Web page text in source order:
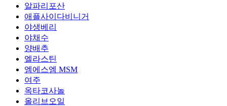
알파리포산
애플사이다비니거
야생베리
야채수
양배추
엘라스틴
엠에스엠 MSM
여주
옥타코사놀
올리브오일